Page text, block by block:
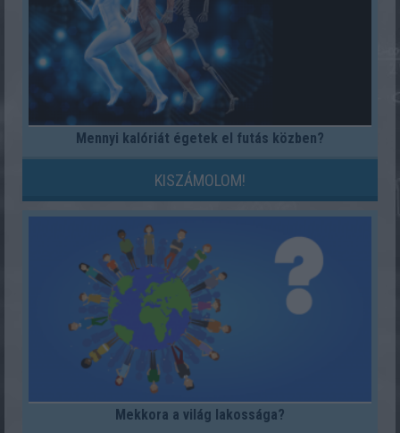
Mennyi kalóriát égetek el futás közben?
KISZÁMOLOM!
Mekkora a világ lakossága?